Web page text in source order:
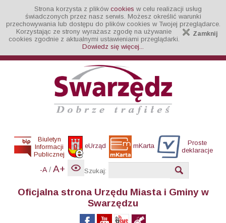
Strona korzysta z plików cookies w celu realizacji usług
świadczonych przez nasz serwis. Możesz określić warunki
przechowywania lub dostępu do plików cookies w Twojej przeglądarce.
Zamknij
Korzystając ze strony wyrażasz zgodę na używanie
cookies zgodnie z aktualnymi ustawieniami przeglądarki.
Dowiedz się więcej...
Biuletyn
Informacji
Publicznej
eUrząd mKarta
Proste
deklaracje
-A / A+ Szukaj:
Oficjalna strona Urzędu Miasta i Gminy w
Swarzędzu